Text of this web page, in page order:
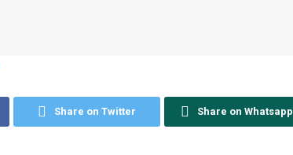
Share on Twitter Share on Whatsapp